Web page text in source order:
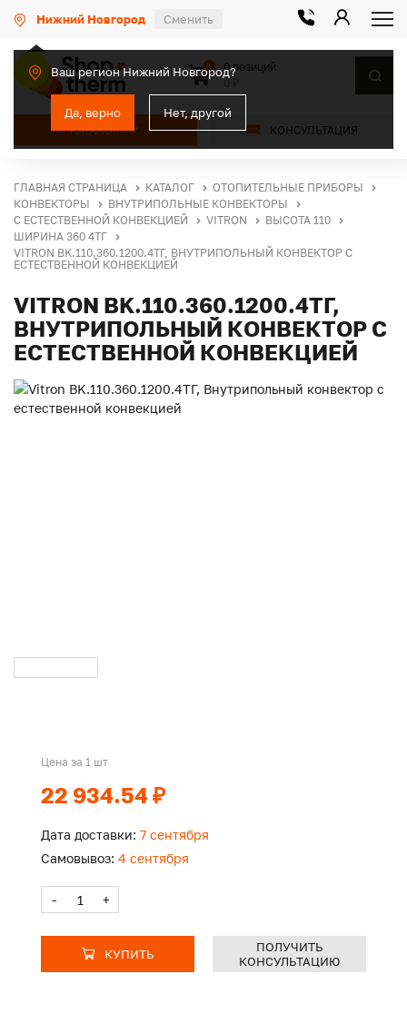
Нижний Новгород Сменить
Ваш регион Нижний Новгород?
Да, верно Нет, другой
КАТАЛОГ КОНСУЛЬТАЦИЯ
0
0 позиций
ГЛАВНАЯ СТРАНИЦА КАТАЛОГ
ОТОПИТЕЛЬНЫЕ ПРИБОРЫ
КОНВЕКТОРЫ
ВНУТРИПОЛЬНЫЕ КОНВЕКТОРЫ
С ЕСТЕСТВЕННОЙ КОНВЕКЦИЕЙ
VITRON
ВЫСОТА 110
ШИРИНА 360 4ТГ
VITRON BK.110.360.1200.4ТГ, ВНУТРИПОЛЬНЫЙ КОНВЕКТОР С
ЕСТЕСТВЕННОЙ КОНВЕКЦИЕЙ
VITRON BK.110.360.1200.4ТГ,
ВНУТРИПОЛЬНЫЙ КОНВЕКТОР С
ЕСТЕСТВЕННОЙ КОНВЕКЦИЕЙ
Цена за 1 шт
22 934.54 ₽
Дата доставки: 7 сентября
Самовывоз: 4 сентября
- +
КУПИТЬ
ПОЛУЧИТЬ
КОНСУЛЬТАЦИЮ